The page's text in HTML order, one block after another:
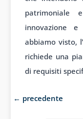
patrimoniale
innovazione
abbiamo visto,
richiede una
di requisiti
← precedente